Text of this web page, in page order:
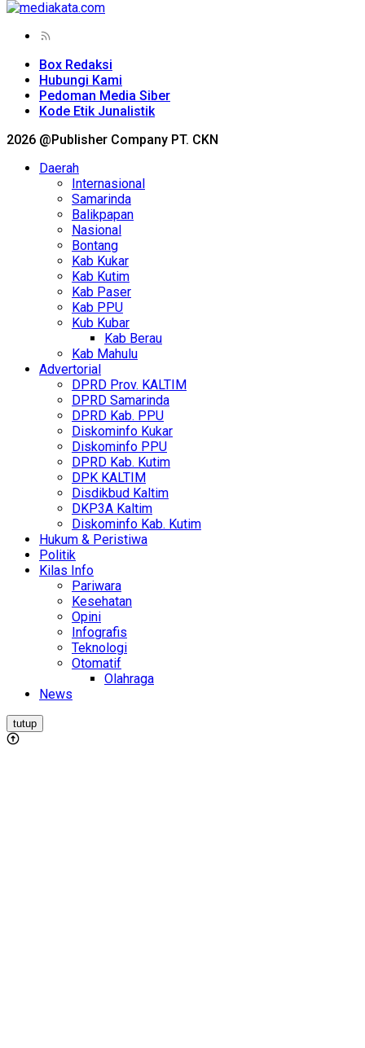
Box Redaksi
Hubungi Kami
Pedoman Media Siber
Kode Etik Junalistik
2026 @Publisher Company PT. CKN
Daerah
Internasional
Samarinda
Balikpapan
Nasional
Bontang
Kab Kukar
Kab Kutim
Kab Paser
Kab PPU
Kub Kubar
Kab Berau
Kab Mahulu
Advertorial
DPRD Prov. KALTIM
DPRD Samarinda
DPRD Kab. PPU
Diskominfo Kukar
Diskominfo PPU
DPRD Kab. Kutim
DPK KALTIM
Disdikbud Kaltim
DKP3A Kaltim
Diskominfo Kab. Kutim
Hukum & Peristiwa
Politik
Kilas Info
Pariwara
Kesehatan
Opini
Infografis
Teknologi
Otomatif
Olahraga
News
tutup